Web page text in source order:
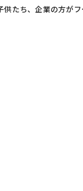
たち、企業の方が